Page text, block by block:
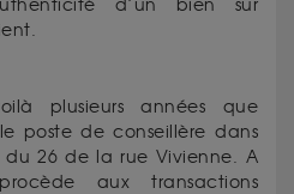
d’un bien sur
plusieurs années que
poste de conseillère dans
26 de la rue Vivienne. A
aux transactions